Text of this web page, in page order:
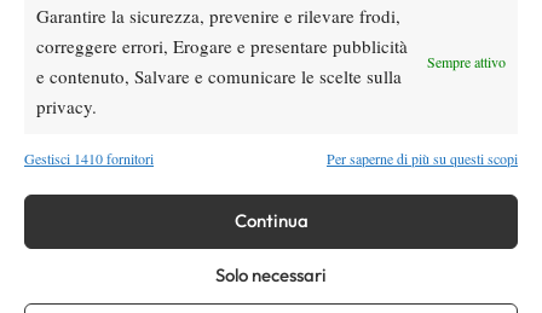
Garantire la sicurezza, prevenire e rilevare frodi,
correggere errori, Erogare e presentare pubblicità
e contenuto, Salvare e comunicare le scelte sulla
privacy.
Sempre attivo
Gestisci 1410 fornitori Per saperne di più su questi scopi
Continua
Solo necessari
1 2 3 4 5